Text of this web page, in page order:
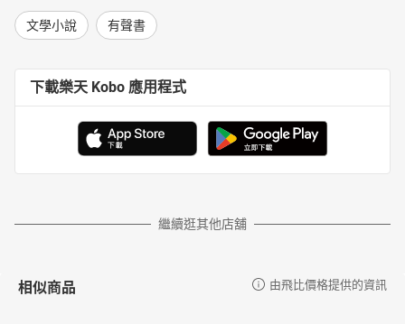
文學小說 有聲書
下載樂天 Kobo 應用程式
繼續逛其他店舖
相似商品 由飛比價格提供的資訊